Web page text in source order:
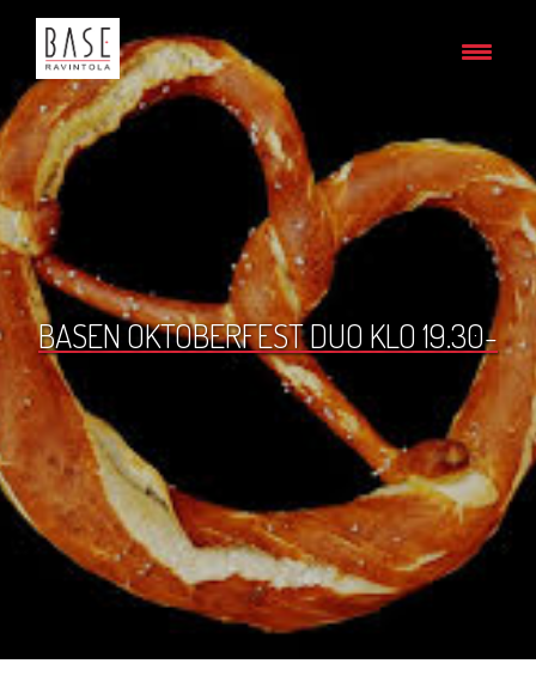
BASEN OKTOBERFEST DUO KLO 19.30-